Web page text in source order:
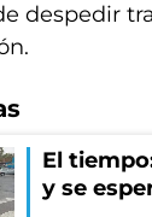
despedir
El
y se